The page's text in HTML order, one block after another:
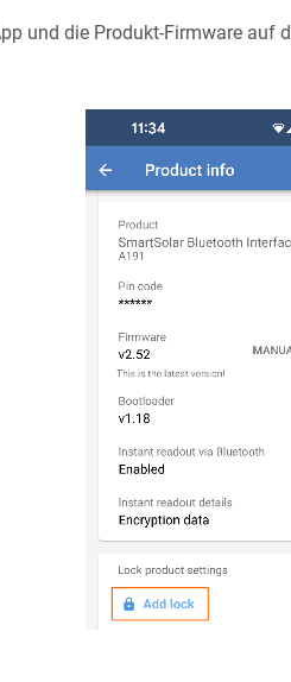
und die Produkt-Firmware auf